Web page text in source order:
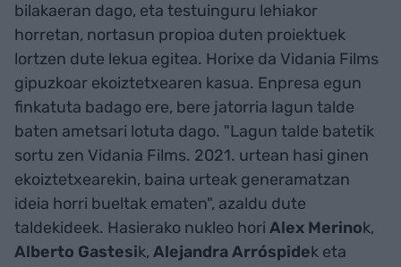
bilakaeran dago, eta testuinguru lehiakor
horretan, nortasun propioa duten proiektuek
lortzen dute lekua egitea. Horixe da Vidania Films
gipuzkoar ekoiztetxearen kasua. Enpresa egun
finkatuta badago ere, bere jatorria lagun talde
baten ametsari lotuta dago. "Lagun talde batetik
sortu zen Vidania Films. 2021. urtean hasi ginen
ekoiztetxearekin, baina urteak generamatzan
ideia horri bueltak ematen", azaldu dute
taldekideek. Hasierako nukleo hori Alex Merinok,
Alberto Gastesik, Alejandra Arróspidek eta